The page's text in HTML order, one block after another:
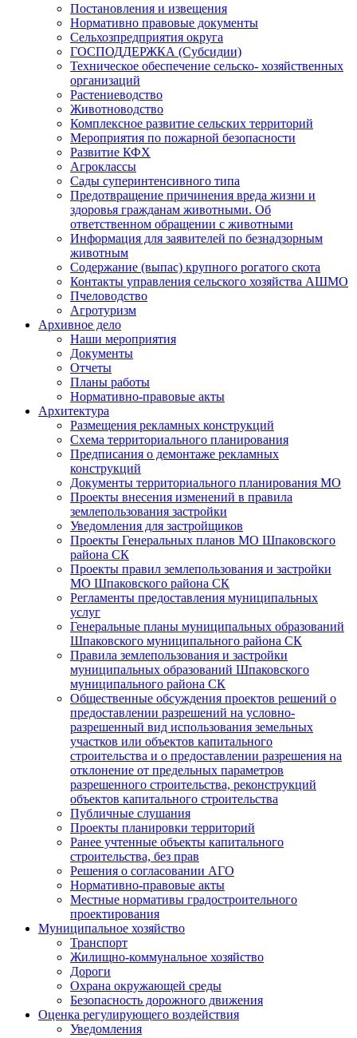
Постановления и извещения
Нормативно правовые документы
Сельхозпредприятия округа
ГОСПОДДЕРЖКА (Субсидии)
Техническое обеспечение сельско- хозяйственных
организаций
Растениеводство
Животноводство
Комплексное развитие сельских территорий
Мероприятия по пожарной безопасности
Развитие КФХ
Агроклассы
Сады суперинтенсивного типа
Предотвращение причинения вреда жизни и
здоровья гражданам животными. Об
ответственном обращении с животными
Информация для заявителей по безнадзорным
животным
Содержание (выпас) крупного рогатого скота
Контакты управления сельского хозяйства АШМО
Пчеловодство
Агротуризм
Архивное дело
Наши мероприятия
Документы
Отчеты
Планы работы
Нормативно-правовые акты
Архитектура
Размещения рекламных конструкций
Схема территориального планирования
Предписания о демонтаже рекламных
конструкций
Документы территориального планирования МО
Проекты внесения изменений в правила
землепользования застройки
Уведомления для застройщиков
Проекты Генеральных планов МО Шпаковского
района СК
Проекты правил землепользования и застройки
МО Шпаковского района СК
Регламенты предоставления муниципальных
услуг
Генеральные планы муниципальных образований
Шпаковского муниципального района СК
Правила землепользования и застройки
муниципальных образований Шпаковского
муниципального района СК
Общественные обсуждения проектов решений о
предоставлении разрешений на условно-
разрешенный вид использования земельных
участков или объектов капитального
строительства и о предоставлении разрешения на
отклонение от предельных параметров
разрешенного строительства, реконструкций
объектов капитального строительства
Публичные слушания
Проекты планировки территорий
Ранее учтенные объекты капитального
строительства, без прав
Решения о согласовании АГО
Нормативно-правовые акты
Местные нормативы градостроительного
проектирования
Муниципальное хозяйство
Транспорт
Жилищно-коммунальное хозяйство
Дороги
Охрана окружающей среды
Безопасность дорожного движения
Оценка регулирующего воздействия
Уведомления